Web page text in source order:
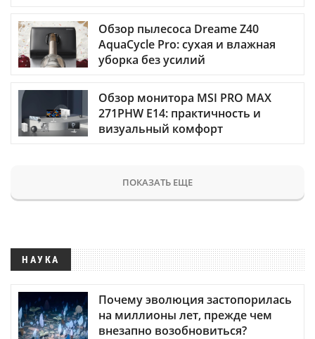
Обзор пылесоса Dreame Z40
AquaCycle Pro: сухая и влажная
уборка без усилий
Обзор монитора MSI PRO MAX
271PHW E14: практичность и
визуальный комфорт
ПОКАЗАТЬ ЕЩЕ
НАУКА
Почему эволюция застопорилась
на миллионы лет, прежде чем
внезапно возобновиться?